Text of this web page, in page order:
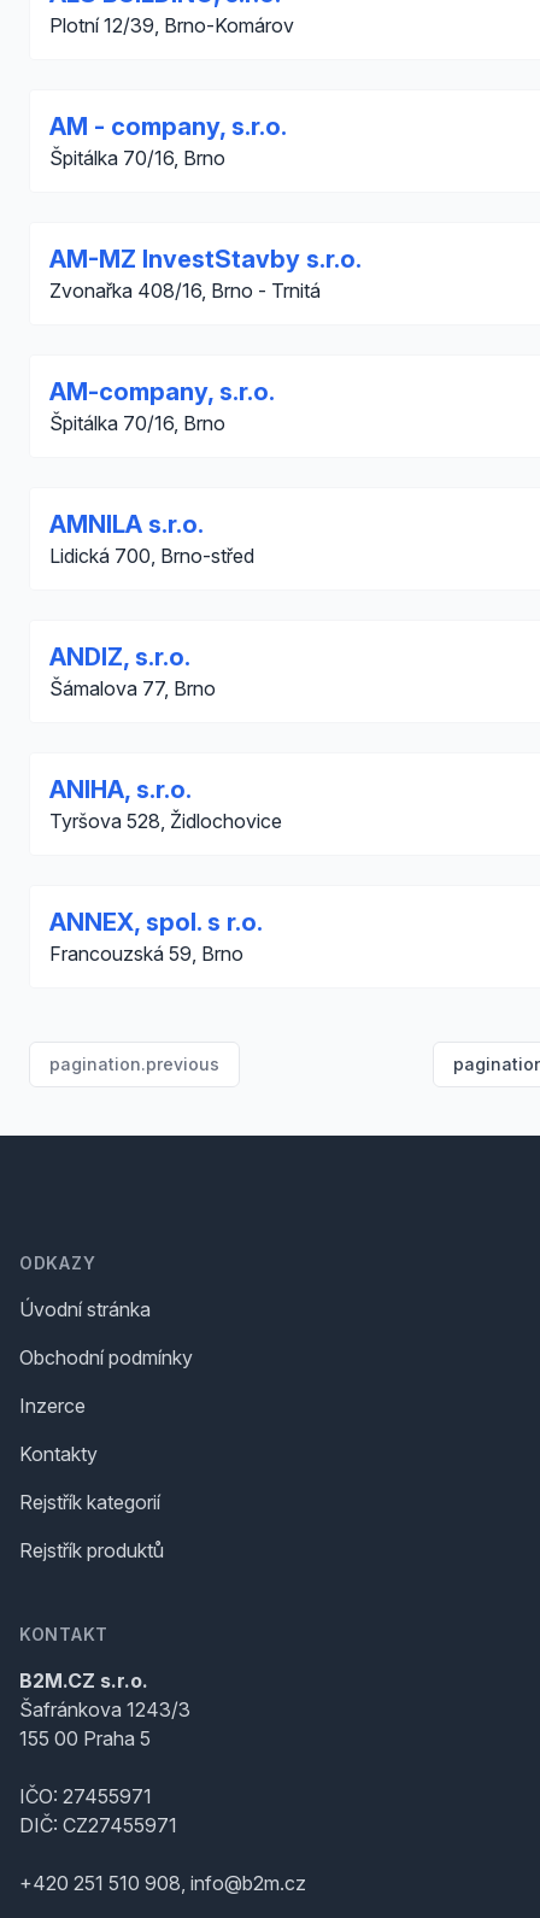
Plotní 12/39, Brno-Komárov
AM - company, s.r.o.
Špitálka 70/16, Brno
AM-MZ InvestStavby s.r.o.
Zvonařka 408/16, Brno - Trnitá
AM-company, s.r.o.
Špitálka 70/16, Brno
AMNILA s.r.o.
Lidická 700, Brno-střed
ANDIZ, s.r.o.
Šámalova 77, Brno
ANIHA, s.r.o.
Tyršova 528, Židlochovice
ANNEX, spol. s r.o.
Francouzská 59, Brno
pagination.previous
ODKAZY
Úvodní stránka
Obchodní podmínky
Inzerce
Kontakty
Rejstřík kategorií
Rejstřík produktů
KONTAKT
B2M.CZ s.r.o.
Šafránkova 1243/3
155 00 Praha 5
IČO: 27455971
DIČ: CZ27455971
+420 251 510 908, info@b2m.cz